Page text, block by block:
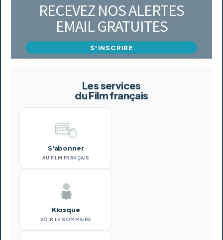
RECEVEZ NOS ALERTES
EMAIL GRATUITES
S'INSCRIRE
Les services
du Film français
S'abonner
AU FILM FRANÇAIS
Kiosque
VOIR LE SOMMAIRE